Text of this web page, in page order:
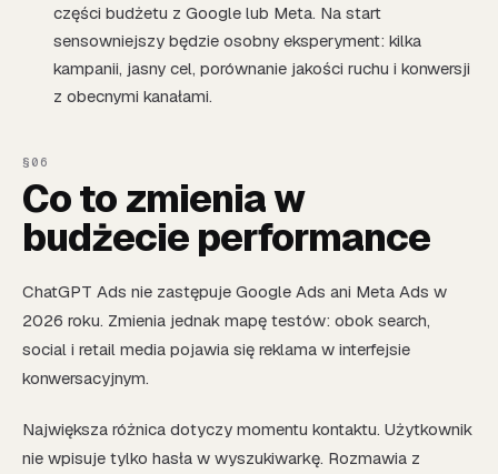
części budżetu z Google lub Meta. Na start
sensowniejszy będzie osobny eksperyment: kilka
kampanii, jasny cel, porównanie jakości ruchu i konwersji
z obecnymi kanałami.
Co to zmienia w
budżecie performance
ChatGPT Ads nie zastępuje Google Ads ani Meta Ads w
2026 roku. Zmienia jednak mapę testów: obok search,
social i retail media pojawia się reklama w interfejsie
konwersacyjnym.
Największa różnica dotyczy momentu kontaktu. Użytkownik
nie wpisuje tylko hasła w wyszukiwarkę. Rozmawia z